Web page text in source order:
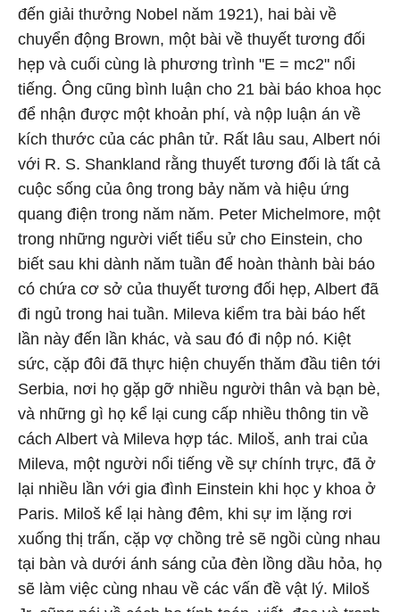
đến giải thưởng Nobel năm 1921), hai bài về
chuyển động Brown, một bài về thuyết tương đối
hẹp và cuối cùng là phương trình "E = mc2" nổi
tiếng. Ông cũng bình luận cho 21 bài báo khoa học
để nhận được một khoản phí, và nộp luận án về
kích thước của các phân tử. Rất lâu sau, Albert nói
với R. S. Shankland rằng thuyết tương đối là tất cả
cuộc sống của ông trong bảy năm và hiệu ứng
quang điện trong năm năm. Peter Michelmore, một
trong những người viết tiểu sử cho Einstein, cho
biết sau khi dành năm tuần để hoàn thành bài báo
có chứa cơ sở của thuyết tương đối hẹp, Albert đã
đi ngủ trong hai tuần. Mileva kiểm tra bài báo hết
lần này đến lần khác, và sau đó đi nộp nó. Kiệt
sức, cặp đôi đã thực hiện chuyến thăm đầu tiên tới
Serbia, nơi họ gặp gỡ nhiều người thân và bạn bè,
và những gì họ kể lại cung cấp nhiều thông tin về
cách Albert và Mileva hợp tác. Miloš, anh trai của
Mileva, một người nổi tiếng về sự chính trực, đã ở
lại nhiều lần với gia đình Einstein khi học y khoa ở
Paris. Miloš kể lại hàng đêm, khi sự im lặng rơi
xuống thị trấn, cặp vợ chồng trẻ sẽ ngồi cùng nhau
tại bàn và dưới ánh sáng của đèn lồng dầu hỏa, họ
sẽ làm việc cùng nhau về các vấn đề vật lý. Miloš